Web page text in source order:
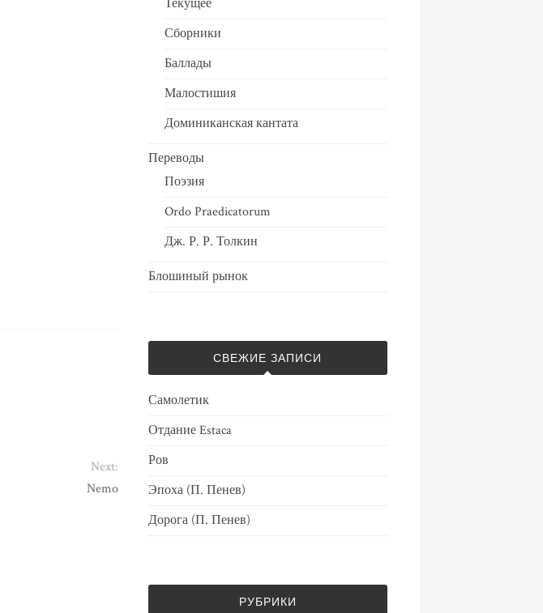
Next:
Nemo
Текущее
Сборники
Баллады
Малостишия
Доминиканская кантата
Переводы
Поэзия
Ordo Praedicatorum
Дж. Р. Р. Толкин
Блошиный рынок
СВЕЖИЕ ЗАПИСИ
Самолетик
Отдание Estaca
Ров
Эпоха (П. Пенев)
Дорога (П. Пенев)
РУБРИКИ